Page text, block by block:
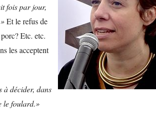
fois par jour,
Et le refus de
Etc. etc.
les acceptent
à décider, dans
le foulard.»